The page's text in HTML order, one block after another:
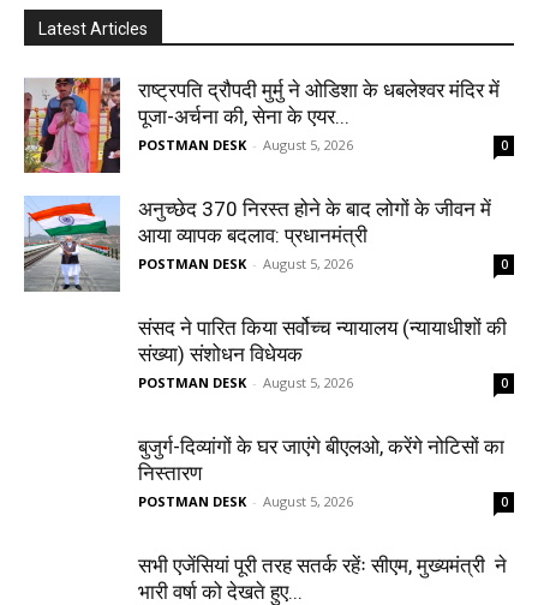
Latest Articles
राष्ट्रपति द्रौपदी मुर्मु ने ओडिशा के धबलेश्वर मंदिर में
पूजा-अर्चना की, सेना के एयर...
POSTMAN DESK - August 5, 2026 0
अनुच्छेद 370 निरस्त होने के बाद लोगों के जीवन में
आया व्यापक बदलाव: प्रधानमंत्री
POSTMAN DESK - August 5, 2026 0
संसद ने पारित किया सर्वोच्च न्यायालय (न्यायाधीशों की
संख्या) संशोधन विधेयक
POSTMAN DESK - August 5, 2026 0
बुजुर्ग-दिव्यांगों के घर जाएंगे बीएलओ, करेंगे नोटिसों का
निस्तारण
POSTMAN DESK - August 5, 2026 0
सभी एजेंसियां पूरी तरह सतर्क रहेंः सीएम, मुख्यमंत्री ने
भारी वर्षा को देखते हुए...